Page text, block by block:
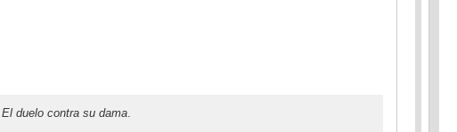
El duelo contra su dama.